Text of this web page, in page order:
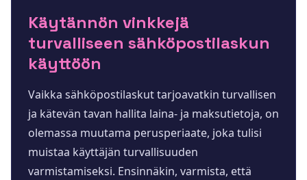
Käytännön vinkkejä
turvalliseen sähköpostilaskun
käyttöön
Vaikka sähköpostilaskut tarjoavatkin turvallisen
ja kätevän tavan hallita laina- ja maksutietoja, on
olemassa muutama perusperiaate, joka tulisi
muistaa käyttäjän turvallisuuden
varmistamiseksi. Ensinnäkin, varmista, että